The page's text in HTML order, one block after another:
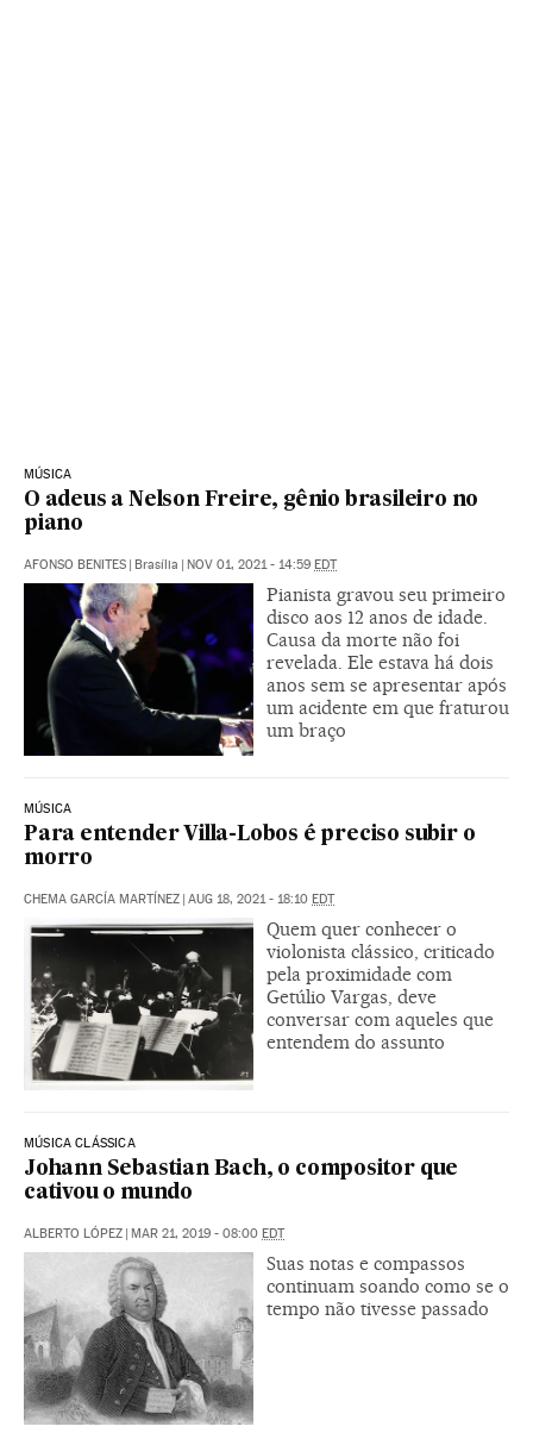
MÚSICA
O adeus a Nelson Freire, gênio brasileiro no
piano
AFONSO BENITES Brasília NOV 01, 2021 - 14:59 EDT
Pianista gravou seu primeiro
disco aos 12 anos de idade.
Causa da morte não foi
revelada. Ele estava há dois
anos sem se apresentar após
um acidente em que fraturou
um braço
MÚSICA
Para entender Villa-Lobos é preciso subir o
morro
CHEMA GARCÍA MARTÍNEZ AUG 18, 2021 - 18:10 EDT
Quem quer conhecer o
violonista clássico, criticado
pela proximidade com
Getúlio Vargas, deve
conversar com aqueles que
entendem do assunto
MÚSICA CLÁSSICA
Johann Sebastian Bach, o compositor que
cativou o mundo
ALBERTO LÓPEZ MAR 21, 2019 - 08:00 EDT
Suas notas e compassos
continuam soando como se o
tempo não tivesse passado